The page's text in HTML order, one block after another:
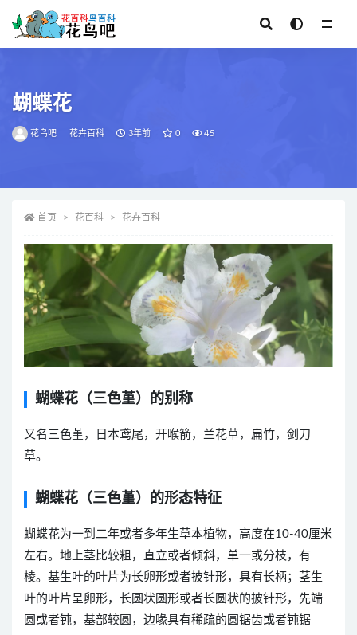
蝴蝶花
花鸟吧 花卉百科 3年前 0 45
首页 花百科 花卉百科
蝴蝶花（三色堇）的别称
又名三色堇，日本鸢尾，开喉箭，兰花草，扁竹，剑刀
草。
蝴蝶花（三色堇）的形态特征
蝴蝶花为一到二年或者多年生草本植物，高度在10-40厘米
左右。地上茎比较粗，直立或者倾斜，单一或分枝，有
棱。基生叶的叶片为长卵形或者披针形，具有长柄；茎生
叶的叶片呈卵形，长圆状圆形或者长圆状的披针形，先端
圆或者钝，基部较圆，边喙具有稀疏的圆锯齿或者钝锯